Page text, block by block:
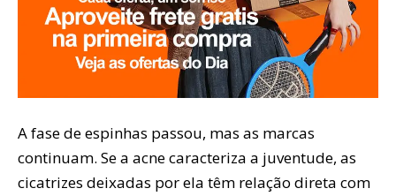
A fase de espinhas passou, mas as marcas
continuam. Se a acne caracteriza a juventude, as
cicatrizes deixadas por ela têm relação direta com